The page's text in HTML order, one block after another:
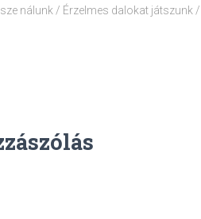
nálunk / Érzelmes dalokat játszunk /